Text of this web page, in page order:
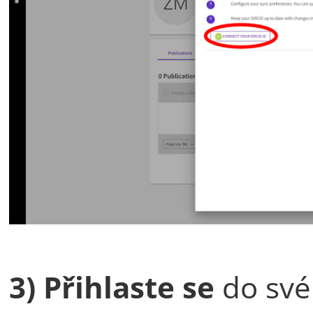
3) Přihlaste se do